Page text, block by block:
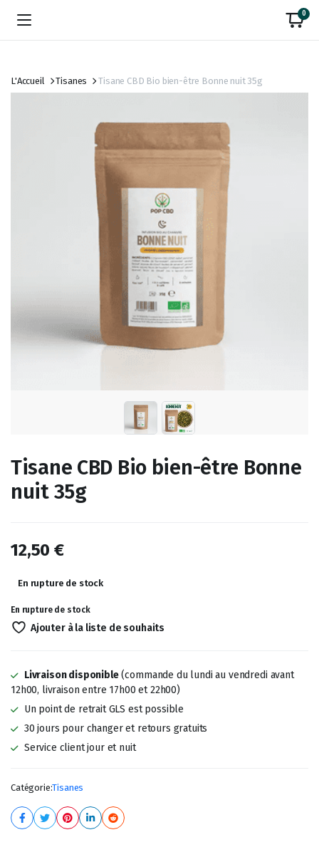
0
L'Accueil Tisanes Tisane CBD Bio bien-être Bonne nuit 35g
Tisane CBD Bio bien-être Bonne
nuit 35g
12,50€
En rupture de stock
En rupture de stock
Ajouter à la liste de souhaits
Livraison disponible(commande du lundi au vendredi avant
12h00, livraison entre 17h00 et 22h00)
Un point de retrait GLS est possible
30 jours pour changer et retours gratuits
Service client jour et nuit
Catégorie:Tisanes